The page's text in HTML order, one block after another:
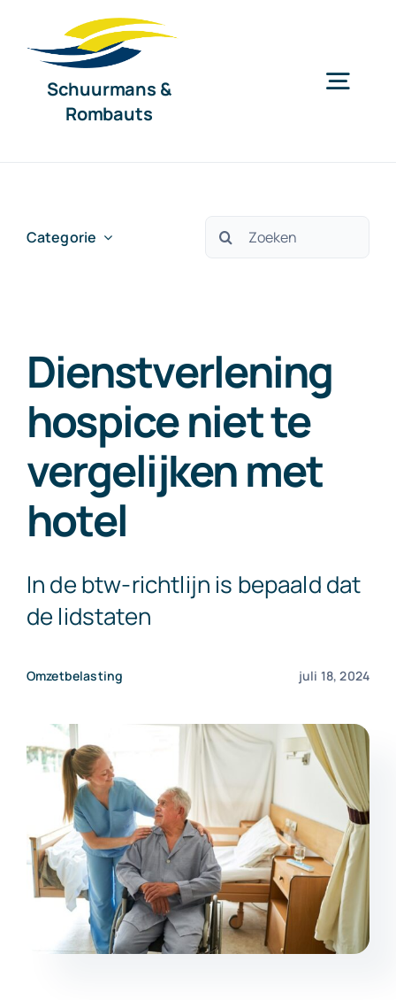
naar
Schuurmans &
Rombauts
Nieuws
Exact Online
Neem contact op!
Categorie
Zoeken
Dienstverlening
hospice niet te
vergelijken met
hotel
In de btw-richtlijn is bepaald dat
de lidstaten
Omzetbelasting juli 18, 2024